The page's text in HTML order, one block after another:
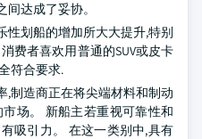
达成了妥协。
性划船的增加所大大提升,特别
费者喜欢用普通的SUV或皮卡
符合要求.
,制造商正在将尖端材料和制动
市场。 新船主若重视可靠性和
吸引力。 在这一类别中,具有